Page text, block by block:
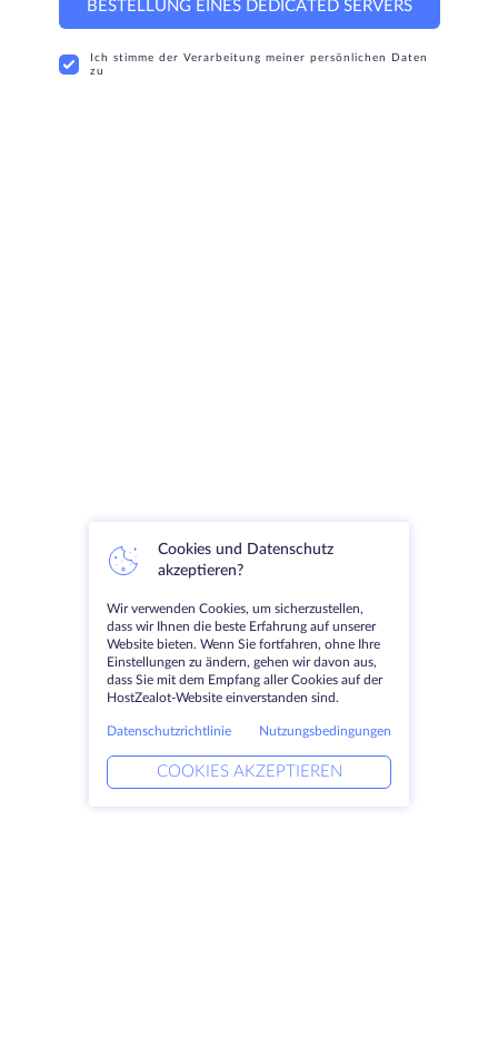
BESTELLUNG EINES DEDICATED SERVERS
Ich stimme der Verarbeitung meiner persönlichen Daten
zu
Cookies und Datenschutz
akzeptieren?
Wir verwenden Cookies, um sicherzustellen,
dass wir Ihnen die beste Erfahrung auf unserer
Website bieten. Wenn Sie fortfahren, ohne Ihre
Einstellungen zu ändern, gehen wir davon aus,
dass Sie mit dem Empfang aller Cookies auf der
HostZealot-Website einverstanden sind.
Datenschutzrichtlinie Nutzungsbedingungen
COOKIES AKZEPTIEREN